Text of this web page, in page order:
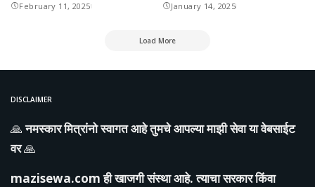
February 11, 2025 January 14, 2025
Load More
DISCLAIMER
🙏नमस्कार मित्रांनो स्वागत आहे तुमचे आपल्या माझी सेवा या वेबसाईट
वर🙏
mazisewa.comही खाजगी संस्था आहे. त्याचा सरकार किंवा